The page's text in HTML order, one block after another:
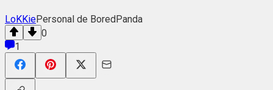
LoKKiePersonal de BoredPanda
0
1